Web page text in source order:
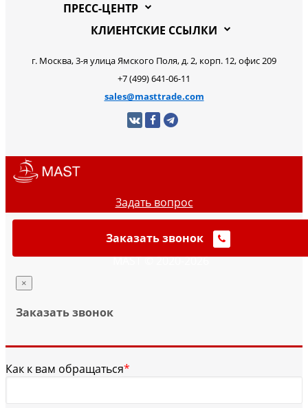
ПРЕСС-ЦЕНТР
КЛИЕНТСКИЕ ССЫЛКИ
г. Москва, 3-я улица Ямского Поля, д. 2, корп. 12, офис 209
+7 (499) 641-06-11
sales@masttrade.com
Задать вопрос
Заказать звонок
MAST © 2020-2026
×
Заказать звонок
Как к вам обращаться*